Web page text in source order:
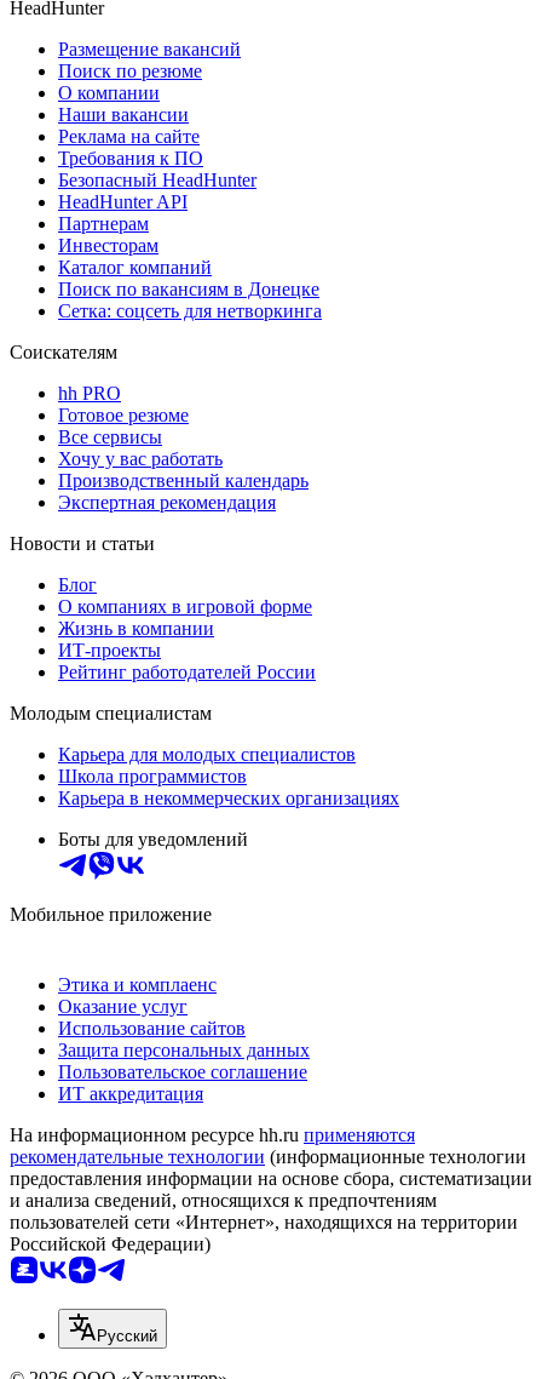
HeadHunter
Размещение вакансий
Поиск по резюме
О компании
Наши вакансии
Реклама на сайте
Требования к ПО
Безопасный HeadHunter
HeadHunter API
Партнерам
Инвесторам
Каталог компаний
Поиск по вакансиям в Донецке
Сетка: соцсеть для нетворкинга
Соискателям
hh PRO
Готовое резюме
Все сервисы
Хочу у вас работать
Производственный календарь
Экспертная рекомендация
Новости и статьи
Блог
О компаниях в игровой форме
Жизнь в компании
ИТ-проекты
Рейтинг работодателей России
Молодым специалистам
Карьера для молодых специалистов
Школа программистов
Карьера в некоммерческих организациях
Боты для уведомлений
Мобильное приложение
Этика и комплаенс
Оказание услуг
Использование сайтов
Защита персональных данных
Пользовательское соглашение
ИТ аккредитация
На информационном ресурсе hh.ru применяются
рекомендательные технологии (информационные технологии
предоставления информации на основе сбора, систематизации
и анализа сведений, относящихся к предпочтениям
пользователей сети «Интернет», находящихся на территории
Российской Федерации)
Русский